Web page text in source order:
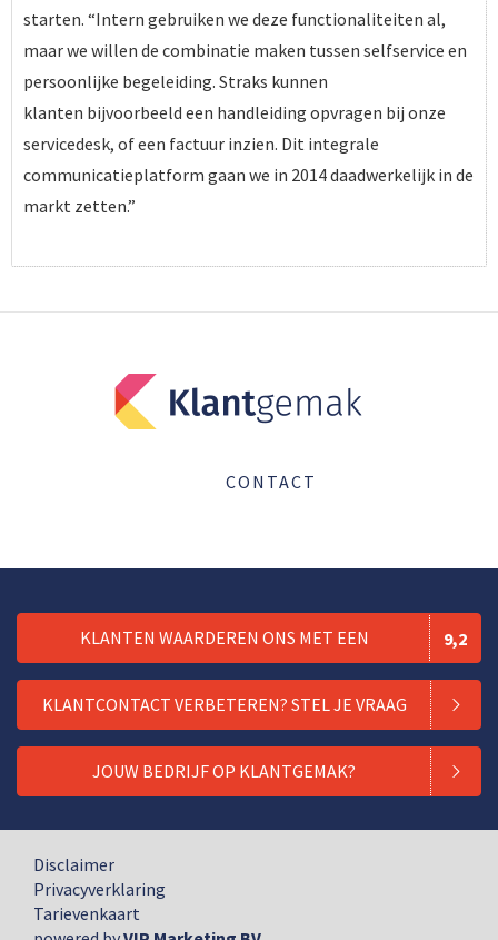
starten. “Intern gebruiken we deze functionaliteiten al,
maar we willen de combinatie maken tussen selfservice en
persoonlijke begeleiding. Straks kunnen
klanten bijvoorbeeld een handleiding opvragen bij onze
servicedesk, of een factuur inzien. Dit integrale
communicatieplatform gaan we in 2014 daadwerkelijk in de
markt zetten.”
CONTACT
KLANTEN WAARDEREN ONS MET EEN 9,2
KLANTCONTACT VERBETEREN? STEL JE VRAAG
JOUW BEDRIJF OP KLANTGEMAK?
Disclaimer
Privacyverklaring
Tarievenkaart